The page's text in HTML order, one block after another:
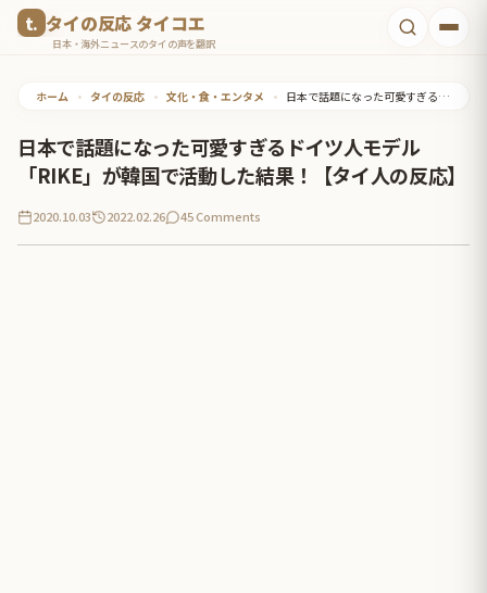
タイの反応 タイコエ
日本・海外ニュースのタイの声を翻訳
ホーム • タイの反応 • 文化・食・エンタメ • 日本で話題になった可愛すぎるドイツ人モデル「RIKE」が韓国で活動した結果！【タイ人の反応】
日本で話題になった可愛すぎるドイツ人モデル
「RIKE」が韓国で活動した結果！【タイ人の反応】
2020.10.03 2022.02.26 45 Comments